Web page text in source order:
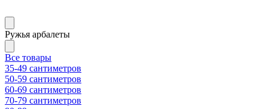
Ружья арбалеты
Все товары
35-49 сантиметров
50-59 сантиметров
60-69 сантиметров
70-79 сантиметров